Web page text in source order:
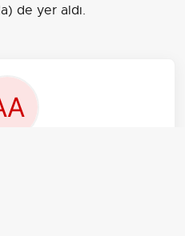
de yer aldı.